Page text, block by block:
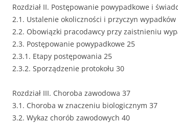
Rozdział II. Postępowanie powypadkowe i
2.1. Ustalenie okoliczności i przyczyn wypadków
2.2. Obowiązki pracodawcy przy zaistnieniu
2.3. Postępowanie powypadkowe 25
2.3.1. Etapy postępowania 25
2.3.2. Sporządzenie protokołu 30
Rozdział III. Choroba zawodowa 37
3.1. Choroba w znaczeniu biologicznym 37
3.2. Wykaz chorób zawodowych 40